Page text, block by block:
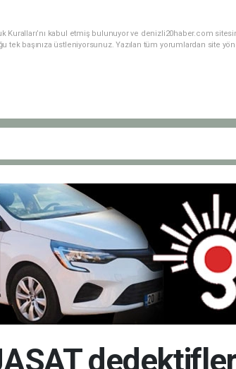
Kuralları’nı kabul etmiş bulunuyor ve denizli20haber.com
tek başınıza üstleniyorsunuz. Yazılan tüm yorumlardan site